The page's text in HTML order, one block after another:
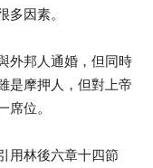
因素。
外邦人通婚，但同時
是摩押人，但對上帝
位。
用林後六章十四節